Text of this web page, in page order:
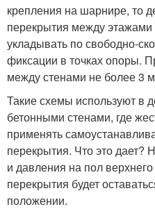
крепления на шарнире, то
перекрытия между этажами
укладывать по свободно-
фиксации в точках опоры.
между стенами не более 3
Такие схемы используют в
бетонными стенами, где
применять
перекрытия. Что это дает?
и давления на пол
перекрытия будет
положении.